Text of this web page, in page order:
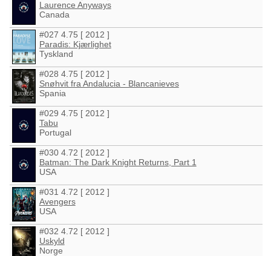
Laurence Anyways
Canada
#027 4.75 [ 2012 ]
Paradis: Kjærlighet
Tyskland
#028 4.75 [ 2012 ]
Snøhvit fra Andalucia - Blancanieves
Spania
#029 4.75 [ 2012 ]
Tabu
Portugal
#030 4.72 [ 2012 ]
Batman: The Dark Knight Returns, Part 1
USA
#031 4.72 [ 2012 ]
Avengers
USA
#032 4.72 [ 2012 ]
Uskyld
Norge